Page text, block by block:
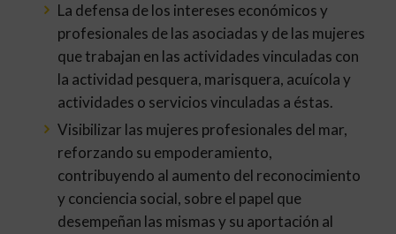
La defensa de los intereses económicos y
profesionales de las asociadas y de las mujeres
que trabajan en las actividades vinculadas con
la actividad pesquera, marisquera, acuícola y
actividades o servicios vinculadas a éstas.
Visibilizar las mujeres profesionales del mar,
reforzando su empoderamiento,
contribuyendo al aumento del reconocimiento
y conciencia social, sobre el papel que
desempeñan las mismas y su aportación al